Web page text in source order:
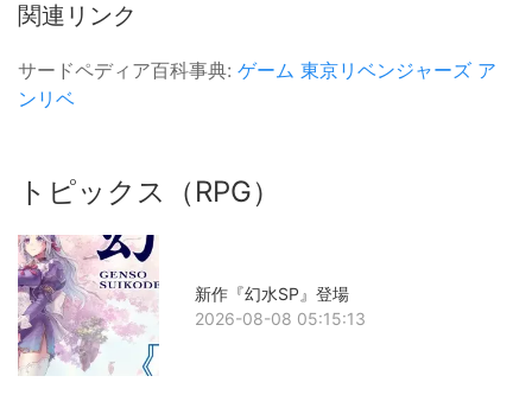
関連リンク
サードペディア百科事典: ゲーム 東京リベンジャーズ ア
ンリベ
トピックス（RPG）
新作『幻水SP』登場
2026-08-08 05:15:13